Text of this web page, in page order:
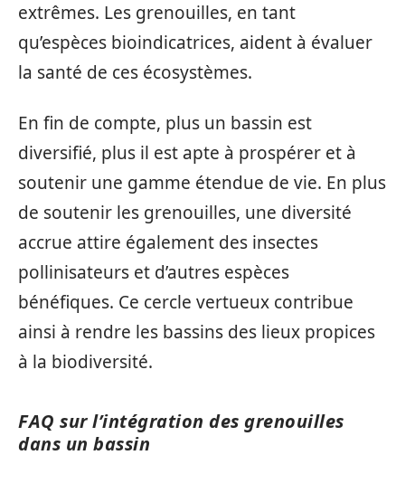
extrêmes. Les grenouilles, en tant
qu’espèces bioindicatrices, aident à évaluer
la santé de ces écosystèmes.
En fin de compte, plus un bassin est
diversifié, plus il est apte à prospérer et à
soutenir une gamme étendue de vie. En plus
de soutenir les grenouilles, une diversité
accrue attire également des insectes
pollinisateurs et d’autres espèces
bénéfiques. Ce cercle vertueux contribue
ainsi à rendre les bassins des lieux propices
à la biodiversité.
FAQ sur l’intégration des grenouilles
dans un bassin